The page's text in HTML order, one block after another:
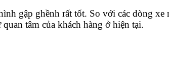
gập ghềnh rất tốt. So với các dòng
tâm của khách hàng ở hiện tại.